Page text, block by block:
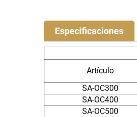
Especificaciones
Artículo
SA-OC300
SA-OC400
SA-OC500